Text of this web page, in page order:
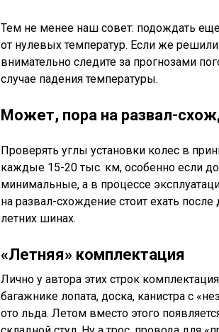
Тем не менее наш совет: подождать
от нулевых температур. Если же
внимательно следите за прогнозами
случае падения температуры.
Может, пора на развал-
Проверять углы установки колес в
каждые 15-20 тыс. км, особенно если
минимальные, а в процессе
на развал-схождение стоит ехать
летних шинах.
«Летняя» комплектация
Лично у автора этих строк
багажнике лопата, доска, канистра с
ото льда. Летом вместо этого